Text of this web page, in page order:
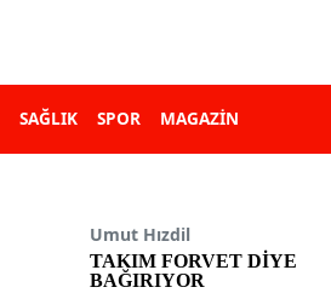
SAĞLIK SPOR MAGAZİN
Umut Hızdil
TAKIM FORVET DİYE
BAĞIRIYOR